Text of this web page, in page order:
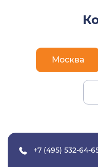
Москва
+7 (495) 532-64-